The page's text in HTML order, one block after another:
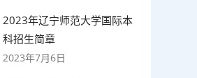
2023年辽宁师范大学国际本
科招生简章
2023年7月6日